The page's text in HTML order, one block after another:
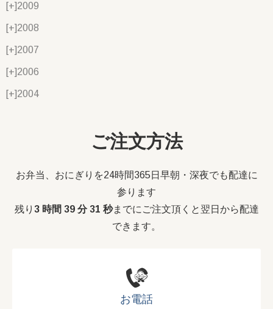
[+]2009
[+]2008
[+]2007
[+]2006
[+]2004
ご注文方法
お弁当、おにぎりを24時間365日早朝・深夜でも配達に
参ります
残り 3 時間 39 分 30 秒までにご注文頂くと翌日から配達
できます。
お電話